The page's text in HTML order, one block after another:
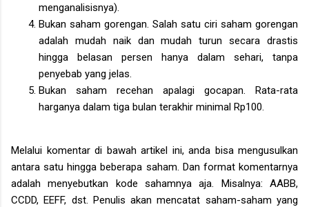
menganalisisnya).
Bukan saham gorengan. Salah satu ciri saham gorengan
adalah mudah naik dan mudah turun secara drastis
hingga belasan persen hanya dalam sehari, tanpa
penyebab yang jelas.
Bukan saham recehan apalagi gocapan. Rata-rata
harganya dalam tiga bulan terakhir minimal Rp100.
Melalui komentar di bawah artikel ini, anda bisa mengusulkan
antara satu hingga beberapa saham. Dan format komentarnya
adalah menyebutkan kode sahamnya aja. Misalnya: AABB,
CCDD, EEFF, dst. Penulis akan mencatat saham-saham yang